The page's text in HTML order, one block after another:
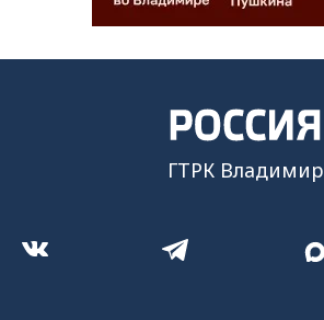
ГТРК Владимир